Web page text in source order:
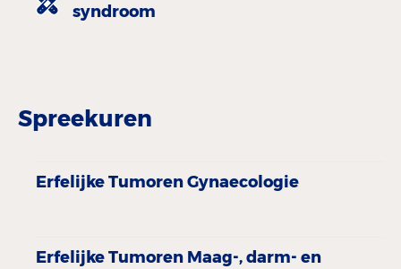
syndroom
Spreekuren
Erfelijke Tumoren Gynaecologie
Erfelijke Tumoren Maag-, darm- en